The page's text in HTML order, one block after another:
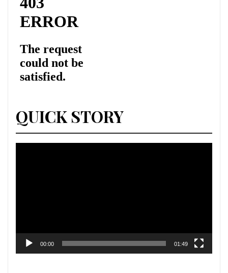
QUICK STORY
00:00 01:49